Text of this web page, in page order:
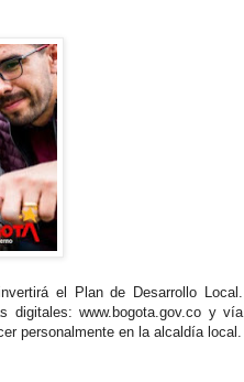
el Plan de Desarrollo Local.
digitales: www.bogota.gov.co y vía
personalmente en la alcaldía local.